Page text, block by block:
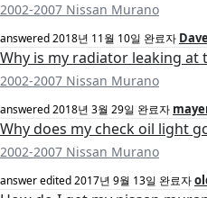
2002-2007 Nissan Murano
answered2018년 11월 10일 완료자
Why is my radiator leaking at
2002-2007 Nissan Murano
answered2018년 3월 29일 완료자
Why does my check oil light
2002-2007 Nissan Murano
answer edited2017년 9월 13일 완료자